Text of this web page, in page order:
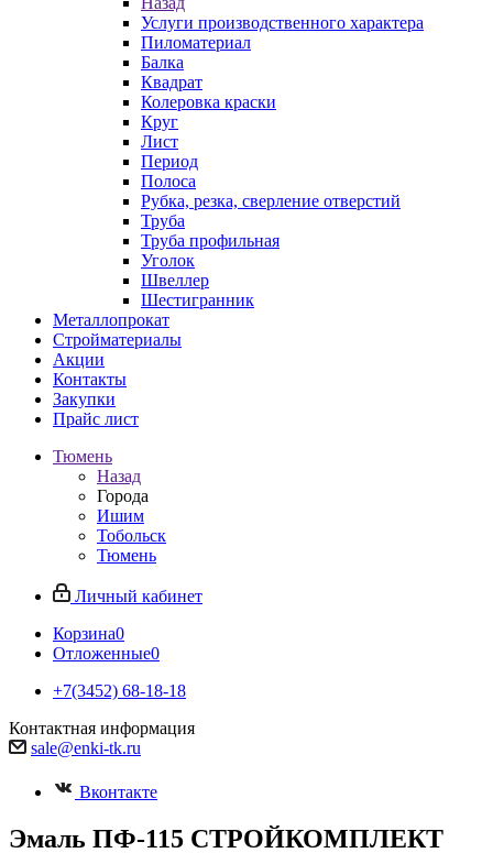
Услуги производственного характера
Пиломатериал
Балка
Квадрат
Колеровка краски
Круг
Лист
Период
Полоса
Рубка, резка, сверление отверстий
Труба
Труба профильная
Уголок
Швеллер
Шестигранник
Металлопрокат
Стройматериалы
Акции
Контакты
Закупки
Прайс лист
Тюмень
Назад
Города
Ишим
Тобольск
Тюмень
Личный кабинет
Корзина0
Отложенные0
+7(3452) 68-18-18
Контактная информация
sale@enki-tk.ru
Вконтакте
Эмаль ПФ-115 СТРОЙКОМПЛЕКТ